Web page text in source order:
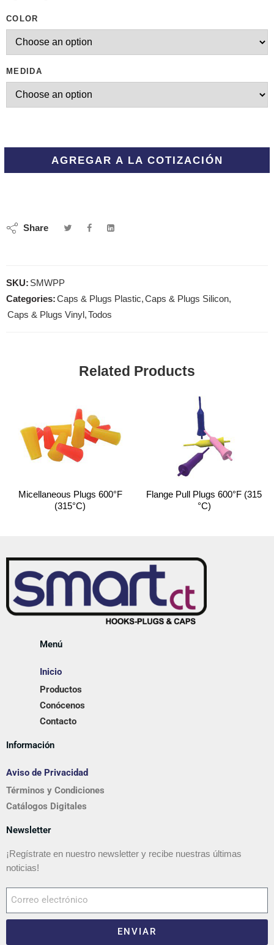
COLOR
MEDIDA
AGREGAR A LA COTIZACIÓN
Share
SKU: SMWPP
Categories:Caps & Plugs Plastic,Caps & Plugs Silicon,
Caps & Plugs Vinyl ,Todos
Related Products
Micellaneous Plugs 600°F
(315°C)
Flange Pull Plugs 600°F (315
°C)
Menú
Inicio
Productos
Conócenos
Contacto
Información
Aviso de Privacidad
Términos y Condiciones
Catálogos Digitales
Newsletter
¡Regístrate en nuestro newsletter y recibe nuestras últimas
noticias!
ENVIAR